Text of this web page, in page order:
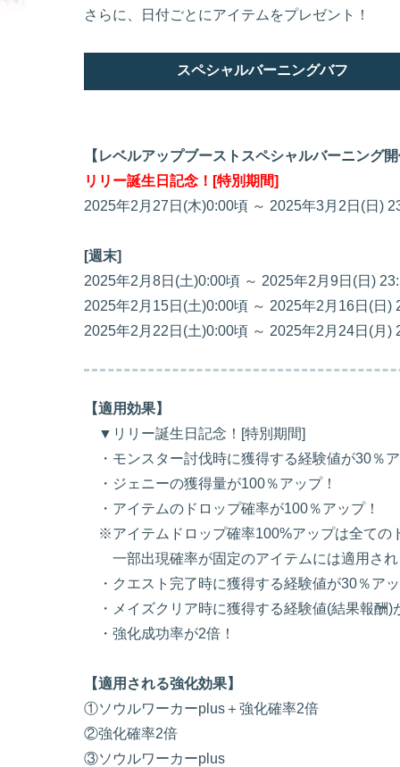
さらに、日付ごとにアイテムをプレゼント！
スペシャルバーニングバフ
【レベルアップブーストスペシャルバーニング
リリー誕生日記念！[特別期間]
2025年2月27日(木)0:00頃 ～ 2025年3月2日(日)
[週末]
2025年2月8日(土)0:00頃 ～ 2025年2月9日(日)
2025年2月15日(土)0:00頃 ～ 2025年2月16日(日)
2025年2月22日(土)0:00頃 ～ 2025年2月24日(月)
【適用効果】
▼リリー誕生日記念！[特別期間]
・モンスター討伐時に獲得する経験値が30％
・ジェニーの獲得量が100％アップ！
・アイテムのドロップ確率が100％アップ！
※アイテムドロップ確率100%アップは全ての
一部出現確率が固定のアイテムには適用され
・クエスト完了時に獲得する経験値が30％ア
・メイズクリア時に獲得する経験値(結果報酬)
・強化成功率が2倍！
【適用される強化効果】
①ソウルワーカーplus＋強化確率2倍
②強化確率2倍
③ソウルワーカーplus